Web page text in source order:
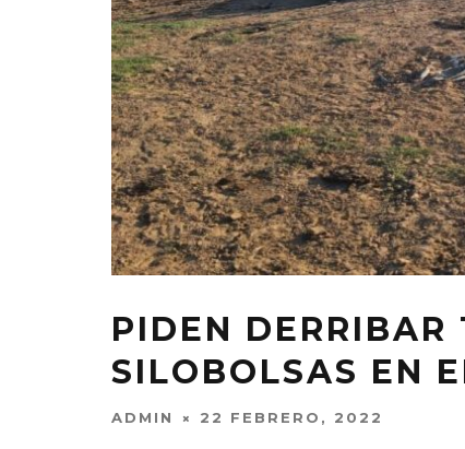
PIDEN DERRIBAR
SILOBOLSAS EN
ADMIN 22 FEBRERO, 2022